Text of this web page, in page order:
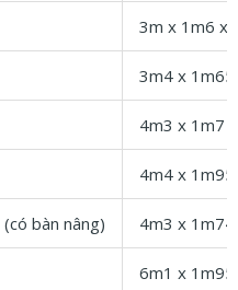
3m x 1m6 x
3m4 x
4m3 x 1m7
4m4 x
bàn nâng) 4m3 x
6m1 x